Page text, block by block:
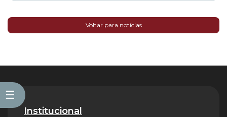
☰
Voltar para notícias
Institucional